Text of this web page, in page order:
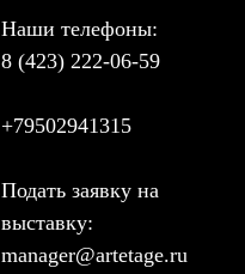
Наши телефоны:
8 (423) 222-06-59
+79502941315
Подать заявку на
выставку:
manager@artetage.ru